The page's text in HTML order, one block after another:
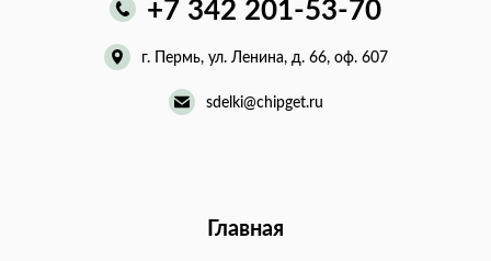
+7 342 201-53-70
г. Пермь, ул. Ленина, д. 66, оф. 607
sdelki@chipget.ru
Главная